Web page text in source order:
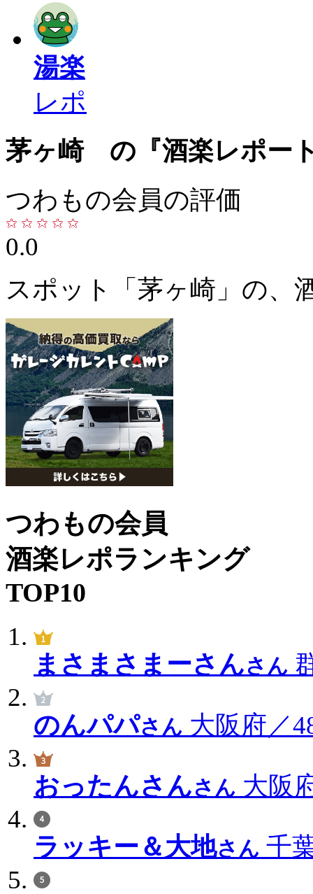
湯楽
レポ
茅ヶ崎 の『酒楽レポー
つわもの会員の評価
0.0
スポット「茅ヶ崎」の、
つわもの会員
酒楽レポランキング
TOP10
まさまさまーさんさん
のんパパさん 大阪府／
おったんさんさん 大阪
ラッキー＆大地さん 千